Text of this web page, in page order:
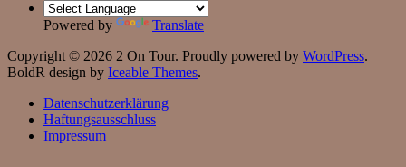
Powered by
Translate
Copyright © 2026 2 On Tour. Proudly powered by WordPress.
BoldR design by Iceable Themes.
Datenschutzerklärung
Haftungsausschluss
Impressum